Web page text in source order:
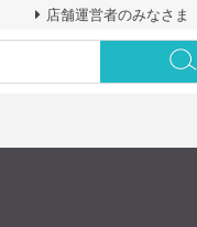
店舗運営者のみなさま